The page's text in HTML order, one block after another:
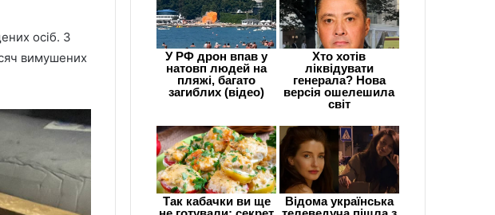
осіб. З
вимушених